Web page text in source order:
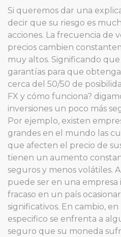
Si queremos dar una
decir que su riesgo es
acciones. La frecuencia de
precios cambien
muy altos. Significando
garantías para que
cerca del 50/50 de
FX y cómo funciona?
inversiones un poco más
Por ejemplo, existen
grandes en el mundo las
que afecten el precio de
tienen un aumento
seguros y menos volátiles.
puede ser en una
fracaso en un país
significativos. En cambio,
especifico se enfrenta a
seguro que su moneda